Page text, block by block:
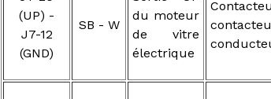
(UP) -
J7-12
(GND)
SB - W
du moteur
de vitre
électrique